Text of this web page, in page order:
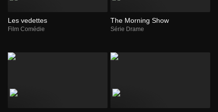
Les vedettes
Film Comédie
The Morning Show
Série Drame